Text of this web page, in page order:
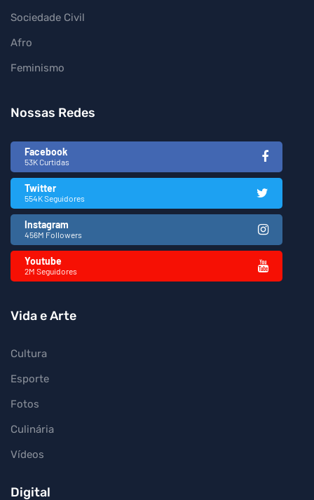
Sociedade Civil
Afro
Feminismo
Nossas Redes
Facebook
53K Curtidas
Twitter
554K Seguidores
Instagram
456M Followers
Youtube
2M Seguidores
Vida e Arte
Cultura
Esporte
Fotos
Culinária
Vídeos
Digital